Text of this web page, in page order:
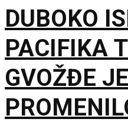
okrene
DUBOKO
PACIFIKA
GVOŽĐE JE